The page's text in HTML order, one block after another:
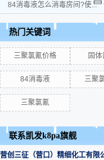
84消毒液怎么消毒房间?使...
热门关键词
三聚氯氰价格 固
84消毒液 三聚
三聚氯氰
联系凯发k8pa旗舰
营创三征（营口）精细化工有限